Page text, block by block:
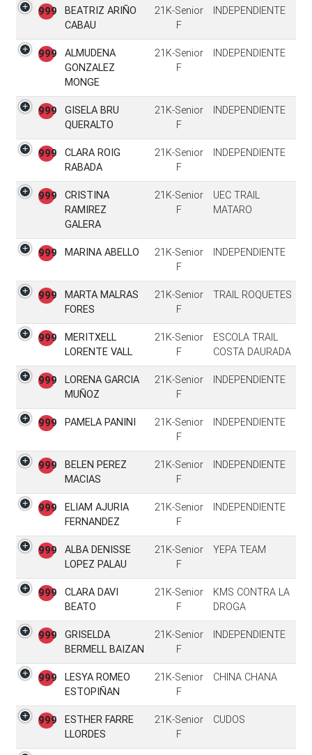
999
BEATRIZ ARIÑO
CABAU
21K-Senior
F
INDEPENDIENTE
999
ALMUDENA
GONZALEZ
MONGE
21K-Senior
F
INDEPENDIENTE
999
GISELA BRU
QUERALTO
21K-Senior
F
INDEPENDIENTE
999
CLARA ROIG
RABADA
21K-Senior
F
INDEPENDIENTE
999
CRISTINA
RAMIREZ
GALERA
21K-Senior
F
UEC TRAIL
MATARO
999 MARINA ABELLO
21K-Senior
F
INDEPENDIENTE
999
MARTA MALRAS
FORES
21K-Senior
F
TRAIL ROQUETES
999
MERITXELL
LORENTE VALL
21K-Senior
F
ESCOLA TRAIL
COSTA DAURADA
999
LORENA GARCIA
MUÑOZ
21K-Senior
F
INDEPENDIENTE
999 PAMELA PANINI
21K-Senior
F
INDEPENDIENTE
999
BELEN PEREZ
MACIAS
21K-Senior
F
INDEPENDIENTE
999
ELIAM AJURIA
FERNANDEZ
21K-Senior
F
INDEPENDIENTE
999
ALBA DENISSE
LOPEZ PALAU
21K-Senior
F
YEPA TEAM
999
CLARA DAVI
BEATO
21K-Senior
F
KMS CONTRA LA
DROGA
999
GRISELDA
BERMELL BAIZAN
21K-Senior
F
INDEPENDIENTE
999
LESYA ROMEO
ESTOPIÑAN
21K-Senior
F
CHINA CHANA
999
ESTHER FARRE
LLORDES
21K-Senior
F
CUDOS